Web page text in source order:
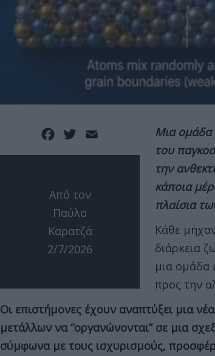
Facebook
Twitter
Από τον
Παύλο
Καρατζά
2/7/2026
Μια ομάδα
του
την
κάποια
πλαίσια
Κάθε
διάρκεια
μια ομάδα
προς την
Οι επιστήμονες έχουν αναπτύξει μια
μετάλλων να “οργανώνονται” σε μια
σύμφωνα με τους ισχυρισμούς,